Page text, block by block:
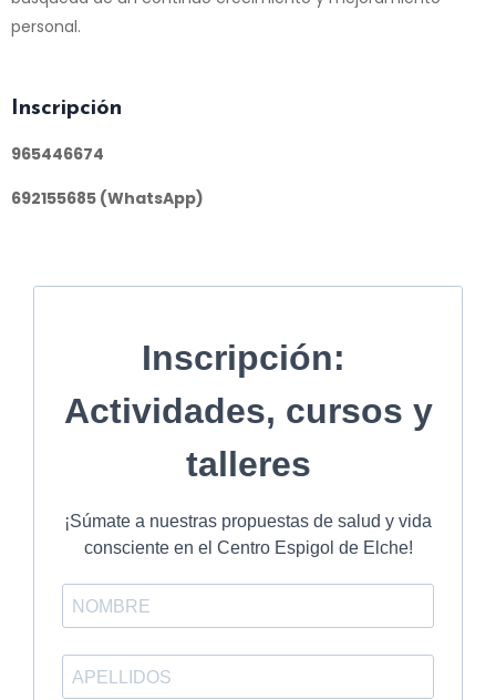
personal.
Inscripción
965446674
692155685 (WhatsApp)